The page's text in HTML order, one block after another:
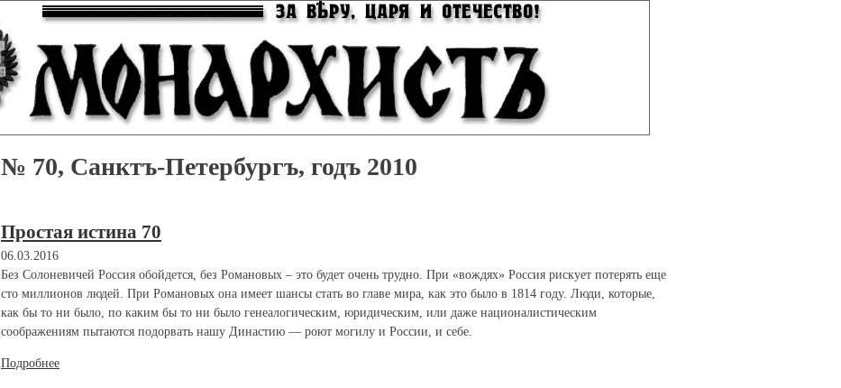
№ 70, Санктъ-Петербургъ, годъ 2010
Простая истина 70
06.03.2016
Без Солоневичей Россия обойдется, без Романовых – это будет очень трудно. При «вождях» Россия рискует потерять еще
сто миллионов людей. При Романовых она имеет шансы стать во главе мира, как это было в 1814 году. Люди, которые,
как бы то ни было, по каким бы то ни было генеалогическим, юридическим, или даже националистическим
соображениям пытаются подорвать нашу Династию — роют могилу и России, и себе.
Подробнее